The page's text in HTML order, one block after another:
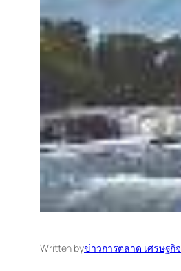
Written byข่าวการตลาด เศรษฐกิจ